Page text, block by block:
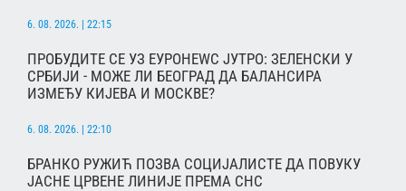
6. 08. 2026. | 22:15
ПРОБУДИТЕ СЕ УЗ ЕУРОНЕWС ЈУТРО: ЗЕЛЕНСКИ У
СРБИЈИ - МОЖЕ ЛИ БЕОГРАД ДА БАЛАНСИРА
ИЗМЕЂУ КИЈЕВА И МОСКВЕ?
6. 08. 2026. | 22:10
БРАНКО РУЖИЋ ПОЗВА СОЦИЈАЛИСТЕ ДА ПОВУКУ
ЈАСНЕ ЦРВЕНЕ ЛИНИЈЕ ПРЕМА СНС